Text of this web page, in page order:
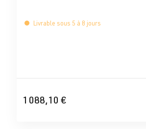
Livrable sous 5 à 8 jours
1 088,10 €